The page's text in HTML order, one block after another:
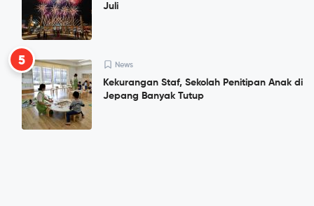
Juli
5 News
Kekurangan Staf, Sekolah Penitipan Anak di
Jepang Banyak Tutup